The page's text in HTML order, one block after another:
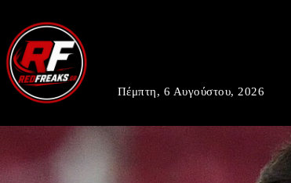
Πέμπτη, 6 Αυγούστου, 2026